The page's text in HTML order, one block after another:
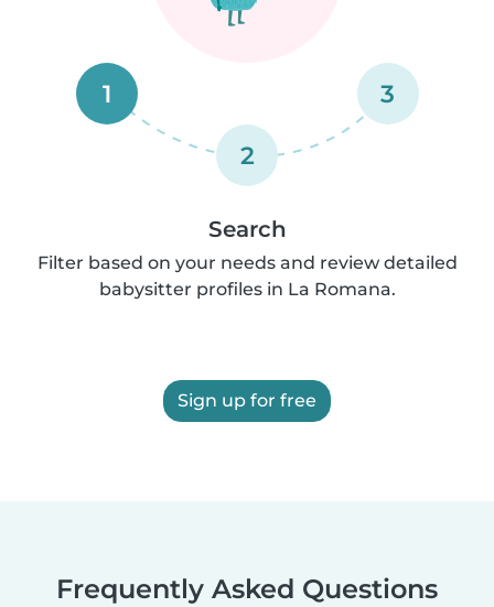
1
2
3
Search
Filter based on your needs and review detailed
babysitter profiles in La Romana.
Sign up for free
Frequently Asked Questions